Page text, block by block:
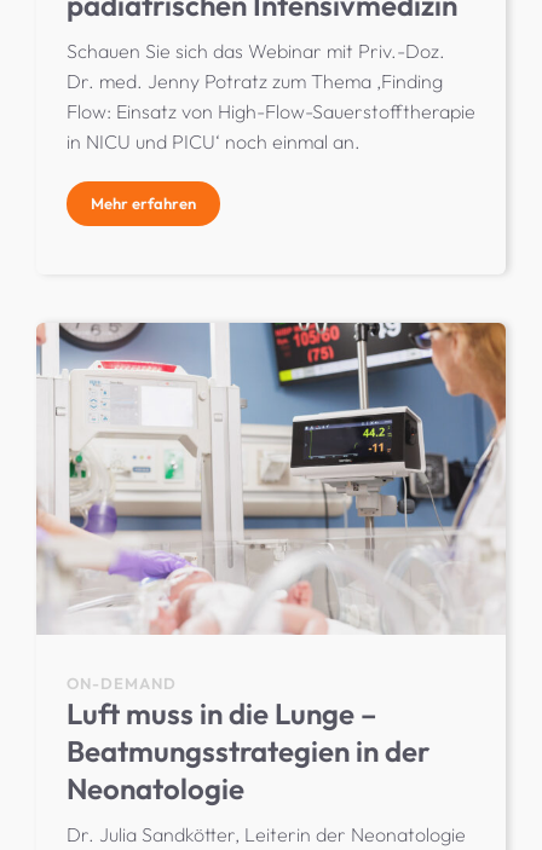
Schauen Sie sich das Webinar mit Priv.-Doz.
Dr. med. Jenny Potratz zum Thema ‚Finding
Flow: Einsatz von High-Flow-Sauerstofftherapie
in NICU und PICU‘ noch einmal an.
Mehr erfahren
ON-DEMAND
Luft muss in die Lunge –
Beatmungsstrategien in der
Neonatologie
Dr. Julia Sandkötter, Leiterin der Neonatologie